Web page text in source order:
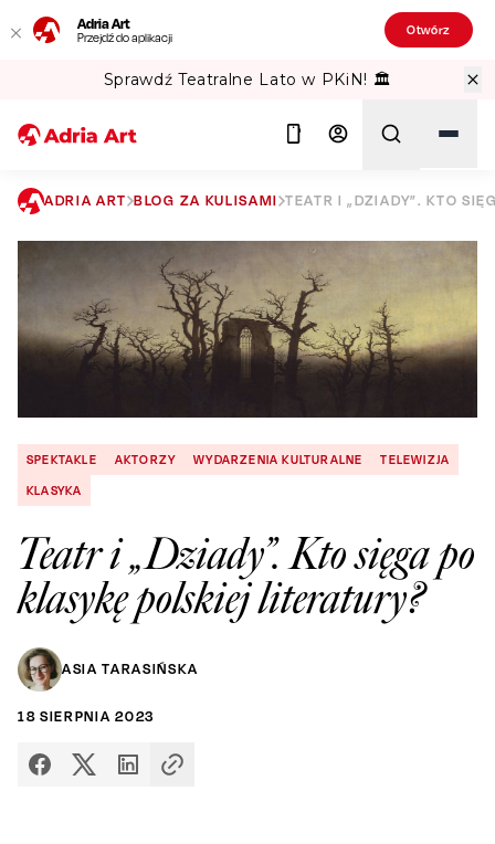
Adria Art
Przejdź do aplikacji Otwórz
Sprawdź Teatralne Lato w PKiN! 🏛️
ADRIA ART BLOG ZA KULISAMI TEATR I „DZIADY”. KTO
SPEKTAKLE AKTORZY WYDARZENIA KULTURALNE
TELEWIZJA
KLASYKA
Teatr i „Dziady”. Kto sięga po
klasykę polskiej literatury?
ASIA TARASIŃSKA
18 SIERPNIA 2023